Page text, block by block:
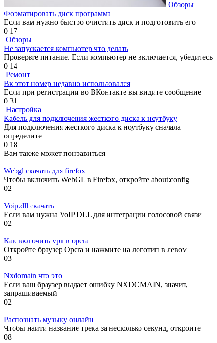
Обзоры
Форматировать диск программа
Если вам нужно быстро очистить диск и подготовить его
0 17
Обзоры
Не запускается компьютер что делать
Проверьте питание. Если компьютер не включается, убедитесь
0 14
Ремонт
Вк этот номер недавно использовался
Если при регистрации во ВКонтакте вы видите сообщение
0 31
Настройка
Кабель для подключения жесткого диска к ноутбуку
Для подключения жесткого диска к ноутбуку сначала
определите
0 18
Вам также может понравиться
Webgl скачать для firefox
Чтобы включить WebGL в Firefox, откройте about:config
02
Voip.dll скачать
Если вам нужна VoIP DLL для интеграции голосовой связи
02
Как включить vpn в opera
Откройте браузер Opera и нажмите на логотип в левом
03
Nxdomain что это
Если ваш браузер выдает ошибку NXDOMAIN, значит,
запрашиваемый
02
Распознать музыку онлайн
Чтобы найти название трека за несколько секунд, откройте
08